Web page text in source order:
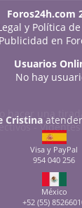
Foros24h.com
y Política
Publicidad en
Usuarios
No hay
hacer una
-
Cristina
Visa y PayPal
954 040 256
México
+52 (55)